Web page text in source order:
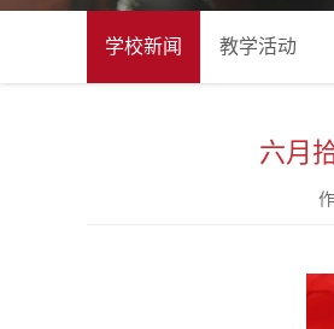
学校新闻 教学活动
六月